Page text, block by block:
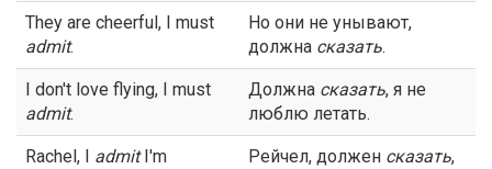
They are cheerful, I must
admit.
Но они не унывают,
должна сказать.
I don't love flying, I must
admit.
Должна сказать, я не
люблю летать.
Rachel, I admitI'm
Рейчел, должен сказать,